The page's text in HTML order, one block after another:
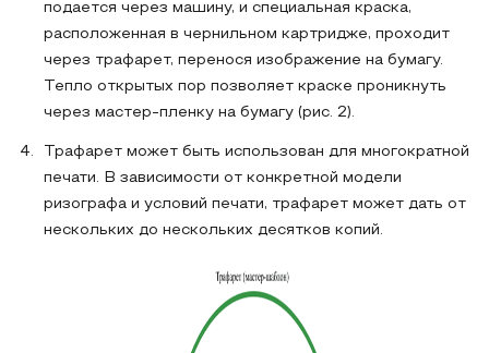
подается через машину, и специальная краска,
расположенная в чернильном картридже, проходит
через трафарет, перенося изображение на бумагу.
Тепло открытых пор позволяет краске проникнуть
через мастер-пленку на бумагу (рис. 2).
Трафарет может быть использован для многократной
печати. В зависимости от конкретной модели
ризографа и условий печати, трафарет может дать от
нескольких до нескольких десятков копий.